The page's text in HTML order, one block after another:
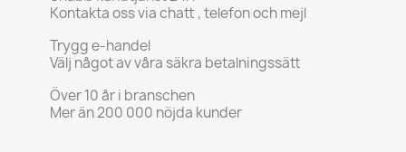
Kontakta oss via chatt , telefon och mejl
Trygg e-handel
Välj något av våra säkra betalningssätt
Över 10 år i branschen
Mer än 200 000 nöjda kunder